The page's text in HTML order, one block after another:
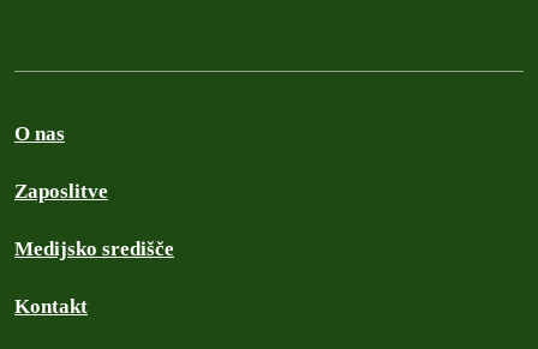
O nas
Zaposlitve
Medijsko središče
Kontakt